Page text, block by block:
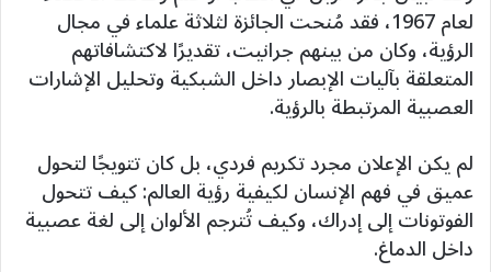
لعام 1967، فقد مُنحت الجائزة لثلاثة علماء في مجال
الرؤية، وكان من بينهم جرانيت، تقديرًا لاكتشافاتهم
المتعلقة بآليات الإبصار داخل الشبكية وتحليل الإشارات
العصبية المرتبطة بالرؤية.
لم يكن الإعلان مجرد تكريم فردي، بل كان تتويجًا لتحول
عميق في فهم الإنسان لكيفية رؤية العالم: كيف تتحول
الفوتونات إلى إدراك، وكيف تُترجم الألوان إلى لغة عصبية
داخل الدماغ.